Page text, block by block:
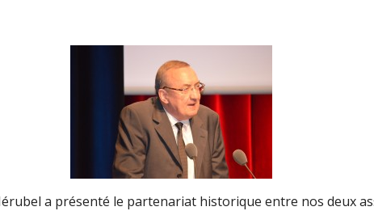
a présenté le partenariat historique entre nos deux